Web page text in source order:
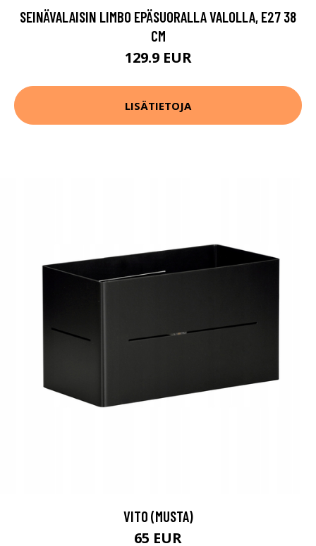
SEINÄVALAISIN LIMBO EPÄSUORALLA VALOLLA, E27 38
CM
129.9 EUR
LISÄTIETOJA
VITO (MUSTA)
65 EUR